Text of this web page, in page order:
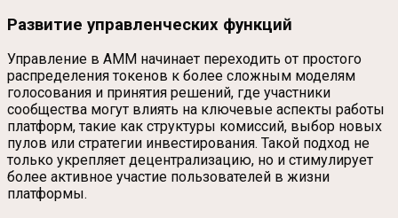
Развитие управленческих функций
Управление в AMM начинает переходить от простого
распределения токенов к более сложным моделям
голосования и принятия решений, где участники
сообщества могут влиять на ключевые аспекты работы
платформ, такие как структуры комиссий, выбор новых
пулов или стратегии инвестирования. Такой подход не
только укрепляет децентрализацию, но и стимулирует
более активное участие пользователей в жизни
платформы.